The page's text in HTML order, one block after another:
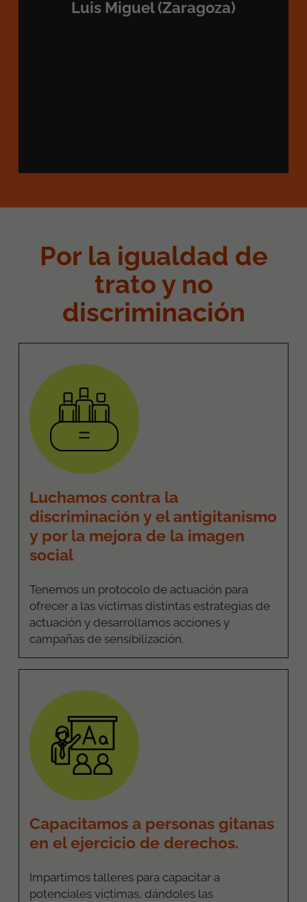
Luis Miguel (Zaragoza)
Por la igualdad de
trato y no
discriminación
Luchamos contra la
discriminación y el antigitanismo
y por la mejora de la imagen
social
Tenemos un protocolo de actuación para
ofrecer a las víctimas distintas estrategias de
actuación y desarrollamos acciones y
campañas de sensibilización.
Capacitamos a personas gitanas
en el ejercicio de derechos.
Impartimos talleres para capacitar a
potenciales víctimas, dándoles las